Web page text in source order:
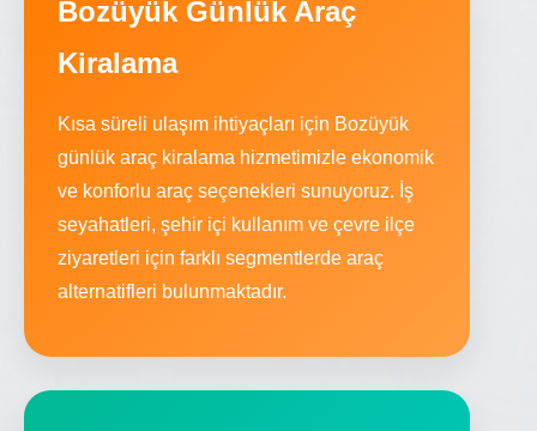
Bozüyük Günlük Araç
Kiralama
Kısa süreli ulaşım ihtiyaçları için Bozüyük
günlük araç kiralama hizmetimizle ekonomik
ve konforlu araç seçenekleri sunuyoruz. İş
seyahatleri, şehir içi kullanım ve çevre ilçe
ziyaretleri için farklı segmentlerde araç
alternatifleri bulunmaktadır.